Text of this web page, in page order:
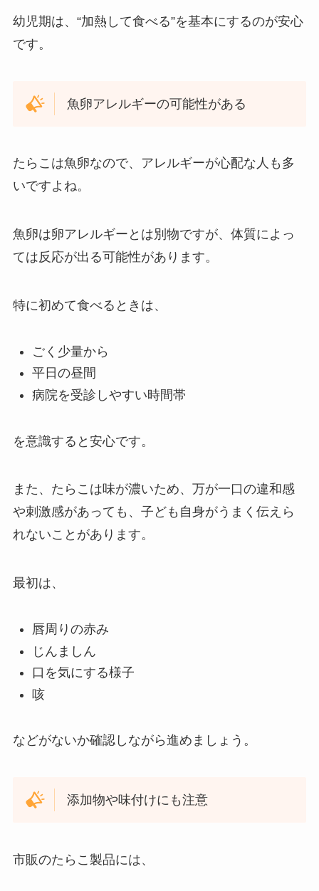
幼児期は、“加熱して食べる”を基本にするのが安心
です。
魚卵アレルギーの可能性がある
たらこは魚卵なので、アレルギーが心配な人も多
いですよね。
魚卵は卵アレルギーとは別物ですが、体質によっ
ては反応が出る可能性があります。
特に初めて食べるときは、
ごく少量から
平日の昼間
病院を受診しやすい時間帯
を意識すると安心です。
また、たらこは味が濃いため、万が一口の違和感
や刺激感があっても、子ども自身がうまく伝えら
れないことがあります。
最初は、
唇周りの赤み
じんましん
口を気にする様子
咳
などがないか確認しながら進めましょう。
添加物や味付けにも注意
市販のたらこ製品には、